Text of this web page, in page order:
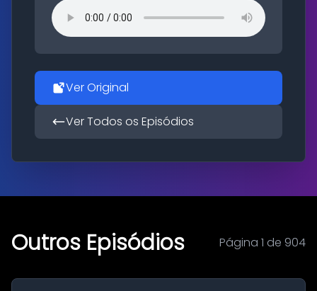
Ver Original
Ver Todos os Episódios
Outros Episódios Página 1 de 904